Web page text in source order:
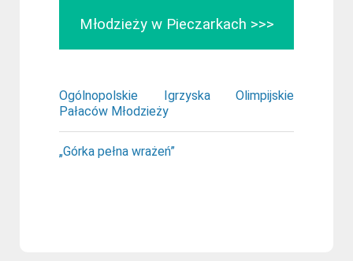
Młodzieży w Pieczarkach >>>
Ogólnopolskie Igrzyska Olimpijskie
Pałaców Młodzieży
„Górka pełna wrażeń”